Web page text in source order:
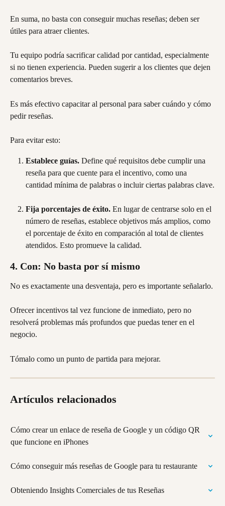
En suma, no basta con conseguir muchas reseñas; deben ser
útiles para atraer clientes.
Tu equipo podría sacrificar calidad por cantidad, especialmente
si no tienen experiencia. Pueden sugerir a los clientes que dejen
comentarios breves.
Es más efectivo capacitar al personal para saber cuándo y cómo
pedir reseñas.
Para evitar esto:
Establece guías. Define qué requisitos debe cumplir una
reseña para que cuente para el incentivo, como una
cantidad mínima de palabras o incluir ciertas palabras clave.
Fija porcentajes de éxito. En lugar de centrarse solo en el
número de reseñas, establece objetivos más amplios, como
el porcentaje de éxito en comparación al total de clientes
atendidos. Esto promueve la calidad.
4. Con: No basta por sí mismo
No es exactamente una desventaja, pero es importante señalarlo.
Ofrecer incentivos tal vez funcione de inmediato, pero no
resolverá problemas más profundos que puedas tener en el
negocio.
Tómalo como un punto de partida para mejorar.
Artículos relacionados
Cómo crear un enlace de reseña de Google y un código QR
que funcione en iPhones
Cómo conseguir más reseñas de Google para tu restaurante
Obteniendo Insights Comerciales de tus Reseñas